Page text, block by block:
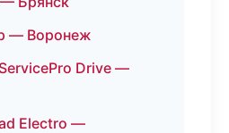
— Воронеж
Drive —
Electro —